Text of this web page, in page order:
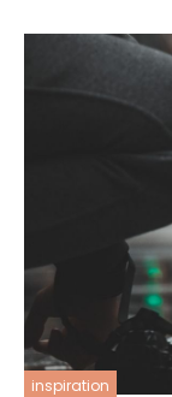
inspiration